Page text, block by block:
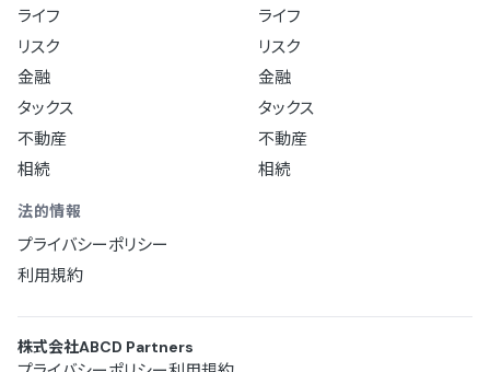
ライフ
リスク
金融
タックス
不動産
相続
ライフ
リスク
金融
タックス
不動産
相続
法的情報
プライバシーポリシー
利用規約
株式会社ABCD Partners